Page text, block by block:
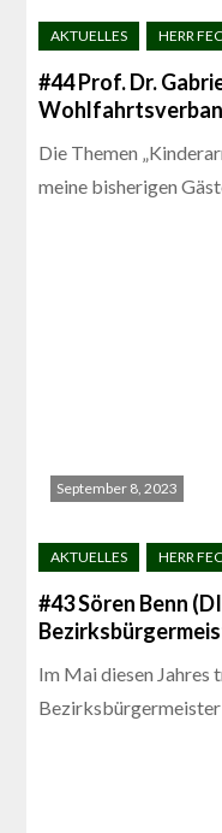
#44 Prof. Dr.
Die Themen
meine bisherigen
September 8, 2023
#43 Sören Benn
Im Mai diesen Jahres